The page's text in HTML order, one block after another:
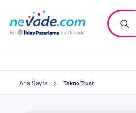
Ana Sayfa Tekno Trust